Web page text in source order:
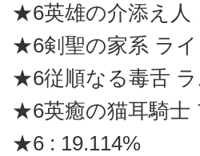
★6英雄の介添え人
★6剣聖の家系 ラ
★6従順なる毒舌
★6英癒の猫耳騎士
★6 : 19.114%